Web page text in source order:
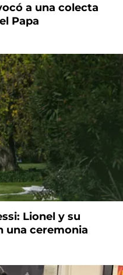
a una colecta
Papa
Lionel y su
una ceremonia